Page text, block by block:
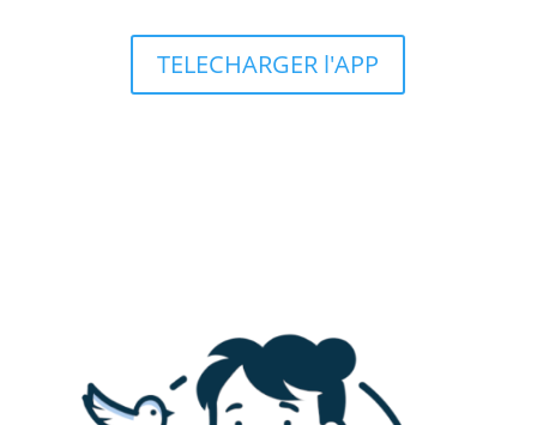
TELECHARGER l'APP